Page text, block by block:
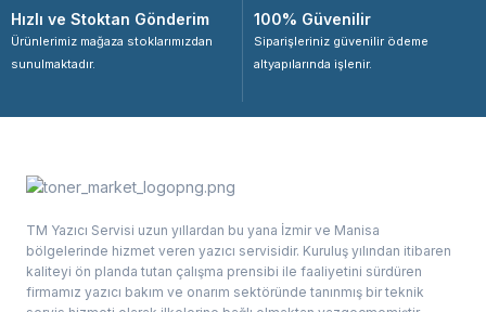
Hızlı ve Stoktan Gönderim
Ürünlerimiz mağaza stoklarımızdan
sunulmaktadır.
100% Güvenilir
Siparişleriniz güvenilir ödeme
altyapılarında işlenir.
TM Yazıcı Servisi uzun yıllardan bu yana İzmir ve Manisa
bölgelerinde hizmet veren yazıcı servisidir. Kuruluş yılından itibaren
kaliteyi ön planda tutan çalışma prensibi ile faaliyetini sürdüren
firmamız yazıcı bakım ve onarım sektöründe tanınmış bir teknik